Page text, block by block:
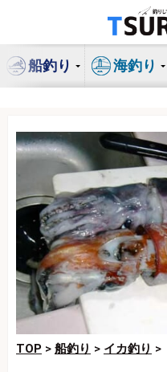
ン
船釣り 海釣り
TOP > 船釣り > イカ釣り >